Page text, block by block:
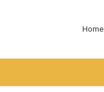
Home